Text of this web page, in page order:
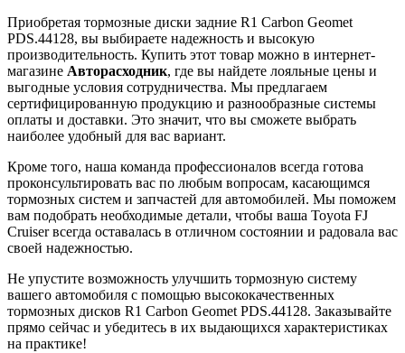
Приобретая тормозные диски задние R1 Carbon Geomet
PDS.44128, вы выбираете надежность и высокую
производительность. Купить этот товар можно в интернет-
магазине Авторасходник, где вы найдете лояльные цены и
выгодные условия сотрудничества. Мы предлагаем
сертифицированную продукцию и разнообразные системы
оплаты и доставки. Это значит, что вы сможете выбрать
наиболее удобный для вас вариант.
Кроме того, наша команда профессионалов всегда готова
проконсультировать вас по любым вопросам, касающимся
тормозных систем и запчастей для автомобилей. Мы поможем
вам подобрать необходимые детали, чтобы ваша Toyota FJ
Cruiser всегда оставалась в отличном состоянии и радовала вас
своей надежностью.
Не упустите возможность улучшить тормозную систему
вашего автомобиля с помощью высококачественных
тормозных дисков R1 Carbon Geomet PDS.44128. Заказывайте
прямо сейчас и убедитесь в их выдающихся характеристиках
на практике!